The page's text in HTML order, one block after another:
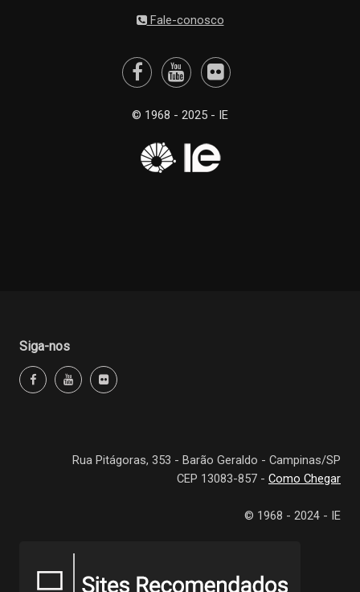
Fale-conosco
© 1968 - 2025 - IE
Siga-nos
Rua Pitágoras, 353 - Barão Geraldo - Campinas/SP
CEP 13083-857 - Como Chegar
© 1968 - 2024 - IE